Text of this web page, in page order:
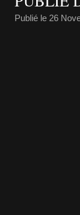
Publié le 26